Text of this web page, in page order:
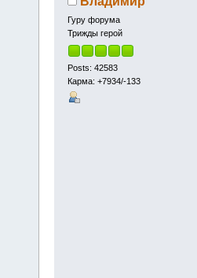
Гуру форума
Трижды герой
Posts: 42583
Карма: +7934/-133